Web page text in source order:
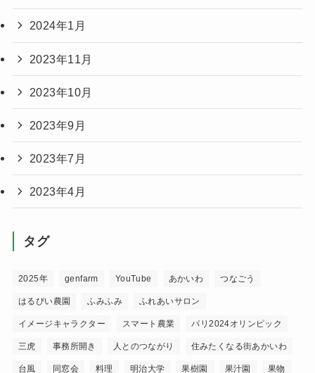
2024年1月
2023年11月
2023年10月
2023年9月
2023年7月
2023年4月
タグ
2025年 genfarm YouTube あかいわ つなごう
はるぴい農園 ふみふみ ふれあいサロン
イメージキャラクター スマート農業 パリ2024オリンピック
三虎 事務所開き 人とのつながり 住みたくなる街あかいわ
台風 同窓会 料理 明治大学 果樹園 果汁園 果物